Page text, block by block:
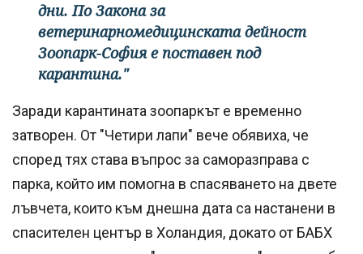
дни. По Закона за
ветеринарномедицинската дейност
Зоопарк-София е поставен под
карантина."
Заради карантината зоопаркът е временно
затворен. От "Четири лапи" вече обявиха, че
според тях става въпрос за саморазправа с
парка, който им помогна в спасяването на двете
лъвчета, които към днешна дата са настанени в
спасителен център в Холандия, докато от БАБХ